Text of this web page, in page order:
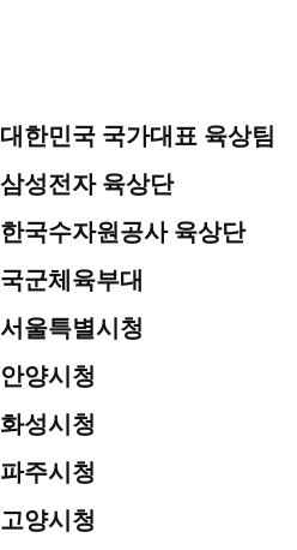
대한민국 국가대표 육상팀
삼성전자 육상단
한국수자원공사 육상단
국군체육부대
서울특별시청
안양시청
화성시청
파주시청
고양시청